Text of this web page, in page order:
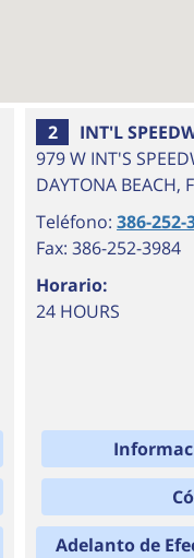
2
INT'L
979 W INT'S
DAYTONA BEACH,
Teléfono:386-252-
Fax: 386-252-3984
Horario:
24 HOURS
Adelanto de